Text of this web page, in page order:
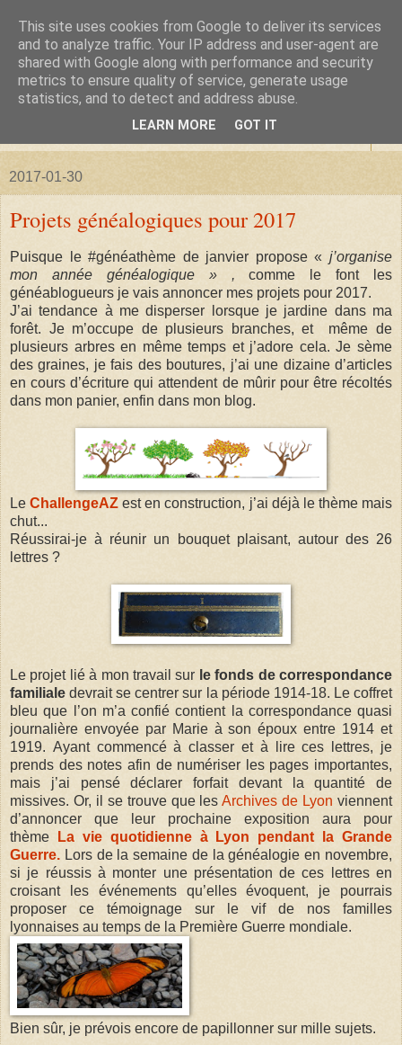
La forêt de Briqueloup
"Nous deviendrons des histoires pour nos enfants"
2017-01-30
Projets généalogiques pour 2017
Puisque le #généathème de janvier propose « j’organise
mon année généalogique » ,comme le font les
généablogueurs je vais annoncer mes projets pour 2017.
J’ai tendance à me disperser lorsque je jardine dans ma
forêt. Je m’occupe de plusieurs branches, et même de
plusieurs arbres en même temps et j’adore cela.Je sème
des graines, je fais des boutures, j’ai une dizaine d’articles
en cours d’écriture qui attendent de mûrir pour être récoltés
dans mon panier, enfin dans mon blog.
Le ChallengeAZ est en construction, j’ai déjà le thème mais
chut...
Réussirai-je à réunir un bouquet plaisant, autour des 26
lettres ?
Le projet lié à mon travail sur le fonds de correspondance
familiale devrait se centrer sur la période 1914-18. Le coffret
bleu que l’on m’a confié contient la correspondance quasi
journalière envoyée par Marie à son époux entre 1914 et
1919. Ayant commencé à classer et à lire ces lettres, je
prends des notes afin de numériser les pages importantes,
mais j’ai pensé déclarer forfait devant la quantité de
missives. Or, il se trouve que lesArchives de Lyon viennent
d’annoncer que leur prochaine exposition aura pour
thème
La vie quotidienne à Lyon pendant la Grande
Guerre. Lors de la semaine de la généalogie en novembre,
si je réussis à monter une présentation de ces lettres en
croisant les événements qu’elles évoquent, je pourrais
proposer ce témoignage sur le vif de nos familles
lyonnaises au temps de la Première Guerre mondiale.
Bien sûr, je prévois encore de papillonner sur mille sujets.
This site uses cookies from Google to deliver its services
and to analyze traffic. Your IP address and user-agent are
shared with Google along with performance and security
metrics to ensure quality of service, generate usage
statistics, and to detect and address abuse.
LEARN MORE GOT IT